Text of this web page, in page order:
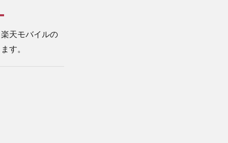
天モバイルの
す。